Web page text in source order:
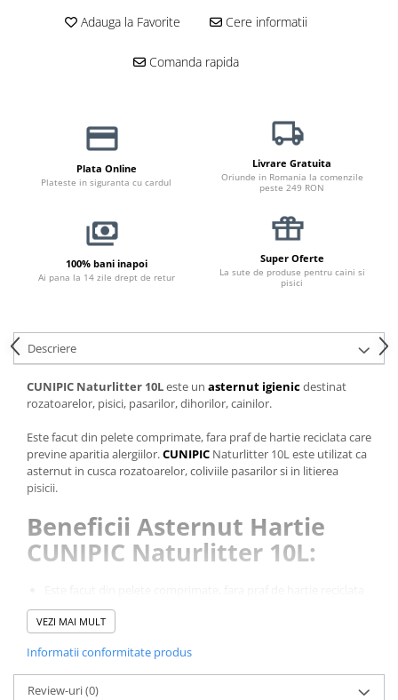
Pisică Junior
Pisică Senior
Diete Veterinare Pisică
Recompense Pisici
Cremoase
Semi-umede
Proteice
Umede
Îngrijire Pisici
Așternut Igienic Pisici
Igienă Pisici
Antiparazitare Pisici
Vitamine Pisici
Perii & Piepteni Pisici
Accesorii Pisici
Castroane & Adapatori Pisici
Jucării Pisici
Adauga la Favorite Cere informatii
Comanda rapida
Plata Online
Plateste in siguranta cu cardul
Livrare Gratuita
Oriunde in Romania la comenzile
peste 249 RON
100% bani inapoi
Ai pana la 14 zile drept de retur
Super Oferte
La sute de produse pentru caini si
pisici
Descriere
CUNIPIC Naturlitter 10Leste un asternut igienicdestinat
rozatoarelor, pisici, pasarilor, dihorilor, cainilor.
Este facut din pelete comprimate, fara praf de hartie reciclata care
previne aparitia alergiilor.CUNIPIC Naturlitter 10L este utilizat ca
asternut in cusca rozatoarelor, coliviile pasarilor si in litierea
pisicii.
Beneficii Asternut Hartie
CUNIPIC Naturlitter 10L:
care previne aparitia alergiilor;
Este mic si usor, compact si, astfel, se aseamana cu asternut
Capacitate mare de absorbtie;
Este obtinut din produse naturale, si nu contine substante
chimice, aceasta este un produs ecologic si biodegradabil.
VEZI MAI MULT
Informatii conformitate produs
Review-uri(0)